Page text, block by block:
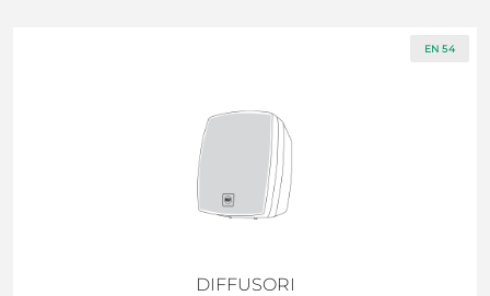
EN 54
DIFFUSORI